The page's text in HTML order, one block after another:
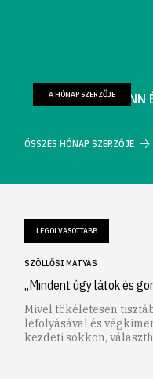
FARKAS WELLMANN
A HÓNAP SZERZŐJE
ÖSSZES HÓNAP SZERZŐJE
LEGOLVASOTTABB
SZÖLLŐSI MÁTYÁS
„Mindent úgy látok és
Mivel tökéletesen
lefolyásával és
kezdeti sokkon,